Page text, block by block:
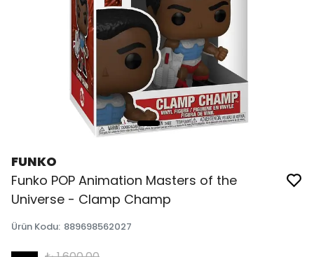
FUNKO
Funko POP Animation Masters of the
Universe - Clamp Champ
Ürün Kodu: 889698562027